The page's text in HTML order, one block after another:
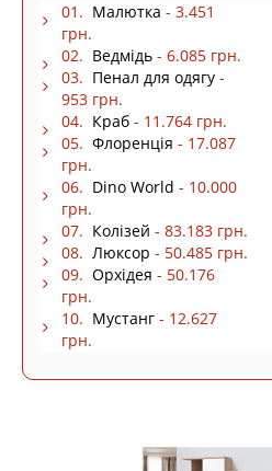
01. Малютка - 3.451
грн.
02. Ведмідь - 6.085 грн.
03. Пенал для одягу -
953 грн.
04. Краб - 11.764 грн.
05. Флоренція - 17.087
грн.
06. Dino World - 10.000
грн.
07. Колізей - 83.183 грн.
08. Люксор - 50.485 грн.
09. Орхідея - 50.176
грн.
10. Мустанг - 12.627
грн.